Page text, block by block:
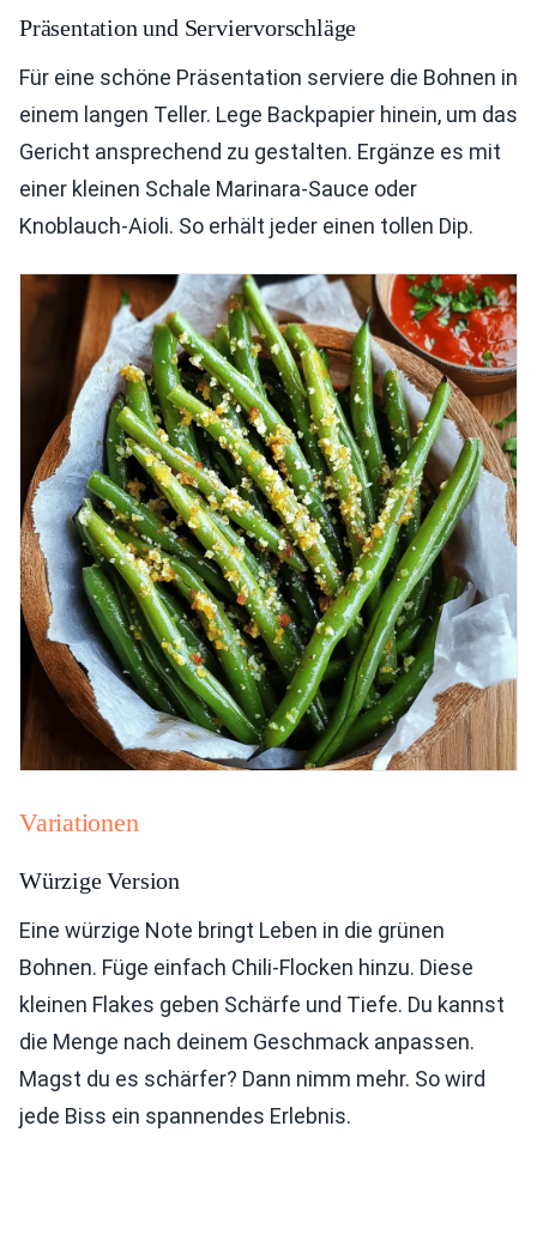
Präsentation und Serviervorschläge
Für eine schöne Präsentation serviere die Bohnen in
einem langen Teller. Lege Backpapier hinein, um das
Gericht ansprechend zu gestalten. Ergänze es mit
einer kleinen Schale Marinara-Sauce oder
Knoblauch-Aioli. So erhält jeder einen tollen Dip.
Variationen
Würzige Version
Eine würzige Note bringt Leben in die grünen
Bohnen. Füge einfach Chili-Flocken hinzu. Diese
kleinen Flakes geben Schärfe und Tiefe. Du kannst
die Menge nach deinem Geschmack anpassen.
Magst du es schärfer? Dann nimm mehr. So wird
jede Biss ein spannendes Erlebnis.